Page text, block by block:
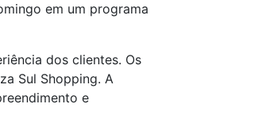
em um programa
dos clientes. Os
Sul Shopping. A
e